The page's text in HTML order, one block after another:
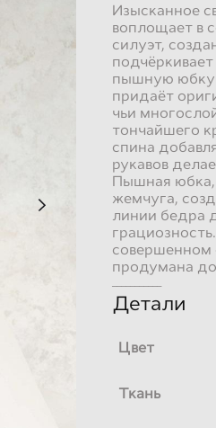
Изысканное
воплощает в
силуэт,
пышную юбку
придаёт
чьи
тончайшего
спина
рукавов
Пышная юбка,
жемчуга,
линии бедра
совершенном
продумана
Детали
Цвет
Ткань